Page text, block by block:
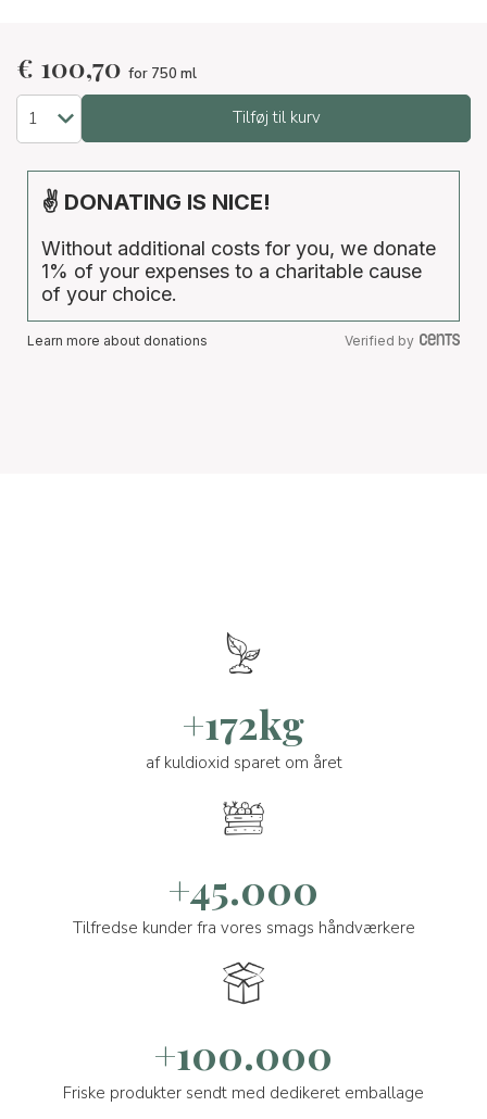
€ 100,70 for 750 ml
Tilføj til kurv
✌ DONATING IS NICE!
Without additional costs for you, we donate
1% of your expenses to a charitable cause
of your choice.
Learn more about donations Verified by
+172kg
af kuldioxid sparet om året
+45.000
Tilfredse kunder fra vores smags håndværkere
+100.000
Friske produkter sendt med dedikeret emballage